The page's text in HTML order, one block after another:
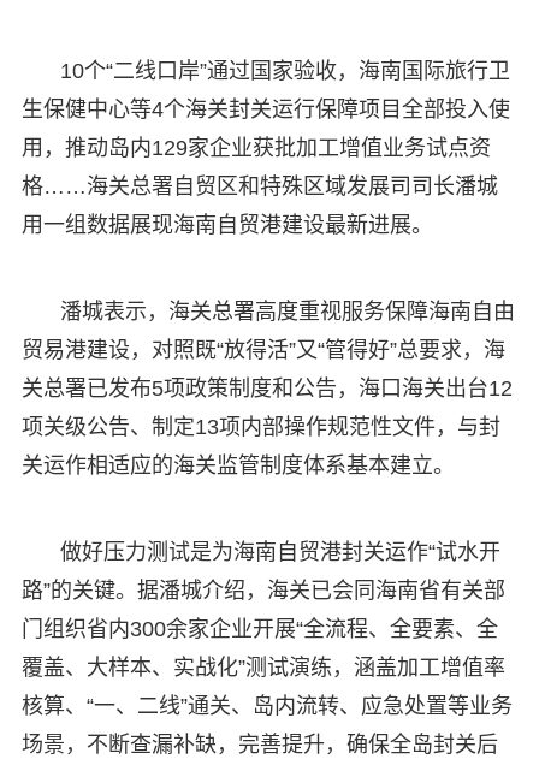
10个“二线口岸”通过国家验收，海南国际旅行卫
生保健中心等4个海关封关运行保障项目全部投入使
用，推动岛内129家企业获批加工增值业务试点资
格……海关总署自贸区和特殊区域发展司司长潘城
用一组数据展现海南自贸港建设最新进展。
潘城表示，海关总署高度重视服务保障海南自由
贸易港建设，对照既“放得活”又“管得好”总要求，海
关总署已发布5项政策制度和公告，海口海关出台12
项关级公告、制定13项内部操作规范性文件，与封
关运作相适应的海关监管制度体系基本建立。
做好压力测试是为海南自贸港封关运作“试水开
路”的关键。据潘城介绍，海关已会同海南省有关部
门组织省内300余家企业开展“全流程、全要素、全
覆盖、大样本、实战化”测试演练，涵盖加工增值率
核算、“一、二线”通关、岛内流转、应急处置等业务
场景，不断查漏补缺，完善提升，确保全岛封关后